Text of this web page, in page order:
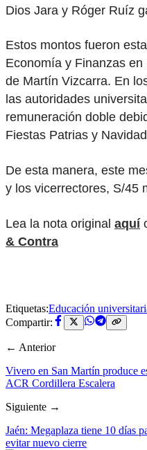
Dios Jara y Róger Ruíz
Estos montos fueron
Economía y Finanzas
de Martín Vizcarra. En
las autoridades
remuneración doble
Fiestas Patrias y
De esta manera, este
y los vicerrectores, S/45
Lea la nota original aquí
& Contra
Etiquetas:Educación
Compartir:
← Anterior
Vivero en San Martín produce
ACR Cordillera Escalera
Siguiente →
Jaén: Megaplaza tiene 10 días
evitar nuevo cierre